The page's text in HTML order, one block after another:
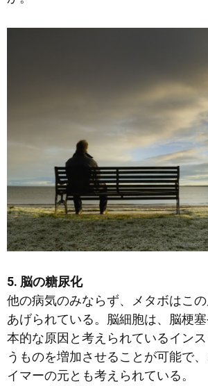
5. 脳の糖尿化
他の病気のみならず、メタボはこ
あげられている。脳細胞は、脳梗
本的な原因と考えられているイン
うものを増加させることが可能で
イマーの元とも考えられている。